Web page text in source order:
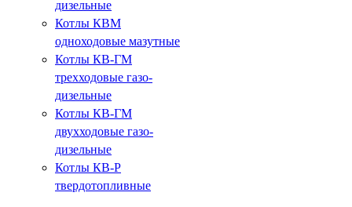
дизельные
Котлы КВМ
одноходовые мазутные
Котлы КВ-ГМ
трехходовые газо-
дизельные
Котлы КВ-ГМ
двухходовые газо-
дизельные
Котлы КВ-Р
твердотопливные